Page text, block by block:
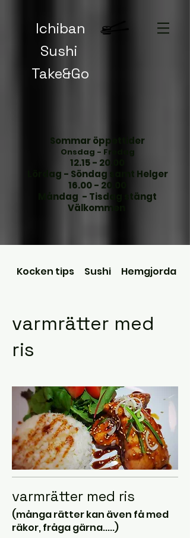
Ichiban
Sushi
Take&Go
Sommar öppettider
Onsdag - Fredag
​12.15 - 20.00
Lördag - Söndag samt Helger
16.00 - 20.00
Måndag - Tisdag stängt
Välkommen
Kocken tips Sushi Hemgjorda
varmrätter med
ris
varmrätter med ris
(många rätter kan även få med
räkor, fråga gärna.....)